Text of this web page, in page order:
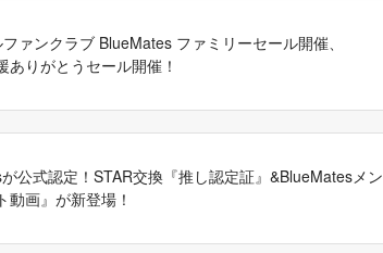
ァンクラブ BlueMates ファミリーセール開催、
りがとうセール開催！
公式認定！STAR交換『推し認定証』&BlueMatesメン
画』が新登場！